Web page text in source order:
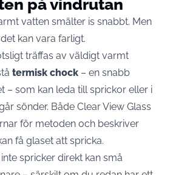
på vindrutan
vatten smälter is snabbt. Men
kan vara farligt.
träffas av väldigt varmt
termisk chock – en snabb
– som kan leda till sprickor eller i
sönder. Både Clear View Glass
för metoden och beskriver
få glaset att spricka.
spricker direkt kan små